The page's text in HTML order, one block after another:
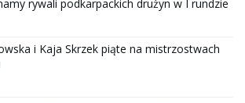
rywali podkarpackich drużyn w I rundzie
i Kaja Skrzek piąte na mistrzostwach